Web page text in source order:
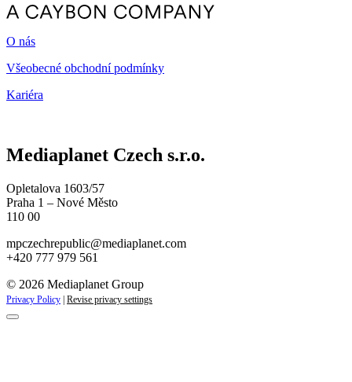
O nás
Všeobecné obchodní podmínky
Kariéra
Mediaplanet Czech s.r.o.
Opletalova 1603/57
Praha 1 – Nové Město
110 00
mpczechrepublic@mediaplanet.com
+420 777 979 561
© 2026 Mediaplanet Group
Privacy Policy | Revise privacy settings